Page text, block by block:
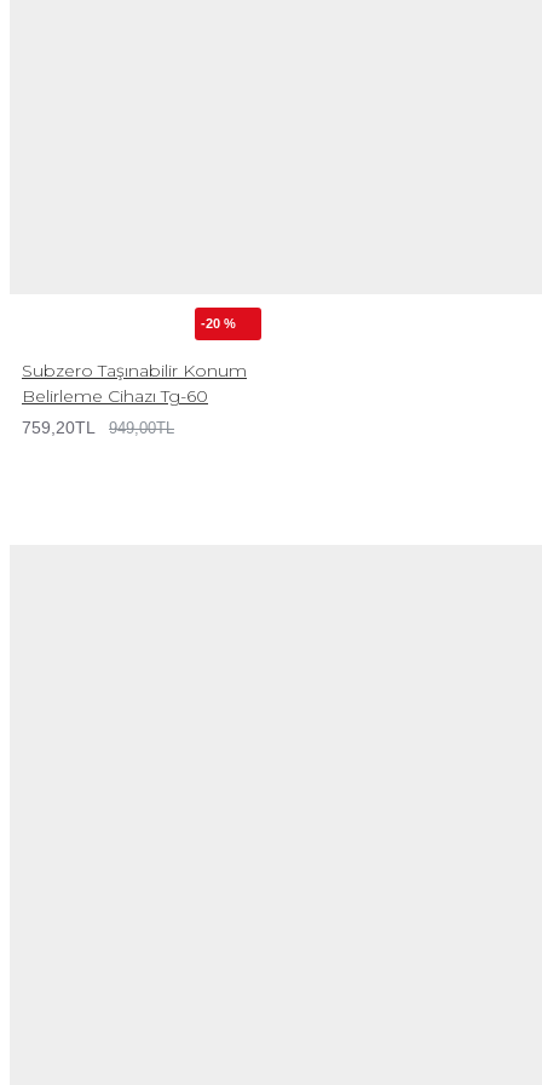
-20 %
Subzero Taşınabilir Konum
Belirleme Cihazı Tg-60
759,20TL 949,00TL